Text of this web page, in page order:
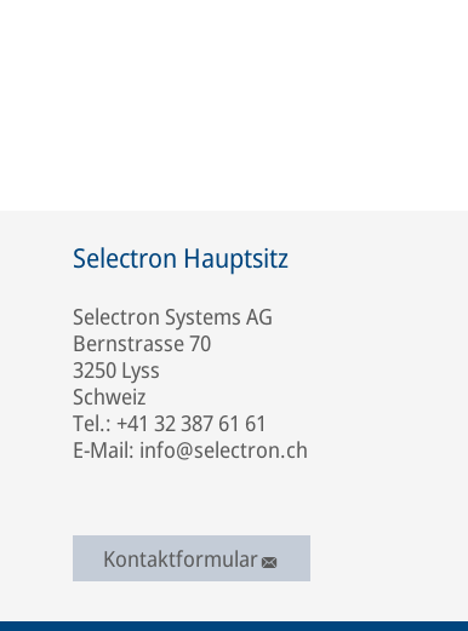
Selectron Hauptsitz
Selectron Systems AG
Bernstrasse 70
3250 Lyss
Schweiz
Tel.: +41 32 387 61 61
E-Mail: info@selectron.ch
Kontaktformular